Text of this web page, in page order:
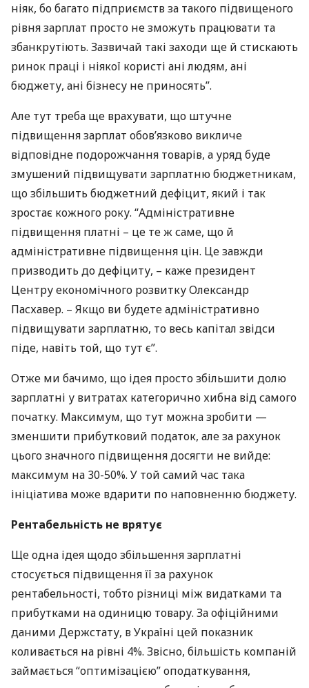
ніяк, бо багато підприємств за такого підвищеного
рівня зарплат просто не зможуть працювати та
збанкрутіють. Зазвичай такі заходи ще й стискають
ринок праці і ніякої користі ані людям, ані
бюджету, ані бізнесу не приносять”.
Але тут треба ще врахувати, що штучне
підвищення зарплат обов’язково викличе
відповідне подорожчання товарів, а уряд буде
змушений підвищувати зарплатню бюджетникам,
що збільшить бюджетний дефіцит, який і так
зростає кожного року. “Адміністративне
підвищення платні – це те ж саме, що й
адміністративне підвищення цін. Це завжди
призводить до дефіциту, – каже президент
Центру економічного розвитку Олександр
Пасхавер. – Якщо ви будете адміністративно
підвищувати зарплатню, то весь капітал звідси
піде, навіть той, що тут є”.
Отже ми бачимо, що ідея просто збільшити долю
зарплатні у витратах категорично хибна від самого
початку. Максимум, що тут можна зробити —
зменшити прибутковий податок, але за рахунок
цього значного підвищення досягти не вийде:
максимум на 30-50%. У той самий час така
ініціатива може вдарити по наповненню бюджету.
Рентабельність не врятує
Ще одна ідея щодо збільшення зарплатні
стосується підвищення її за рахунок
рентабельності, тобто різниці між видатками та
прибутками на одиницю товару. За офіційними
даними Держстату, в Україні цей показник
коливається на рівні 4%. Звісно, більшість компаній
займається “оптимізацією” оподаткування,